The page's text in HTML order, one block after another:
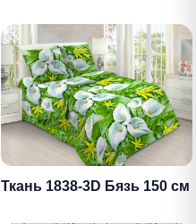
Ткань 1838-3D Бязь 150 см